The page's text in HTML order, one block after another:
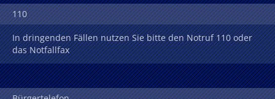
110
In dringenden Fällen nutzen Sie bitte den Notruf 110 oder
das Notfallfax